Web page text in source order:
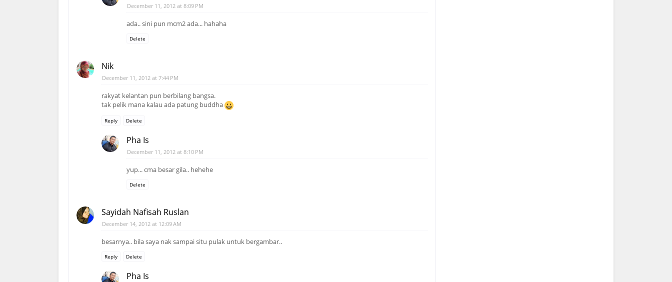
December 11, 2012 at 8:09 PM
ada.. sini pun mcm2 ada... hahaha
Delete
Nik
December 11, 2012 at 7:44 PM
rakyat kelantan pun berbilang bangsa.
tak pelik mana kalau ada patung buddha
Reply Delete
Pha Is
December 11, 2012 at 8:10 PM
yup... cma besar gila.. hehehe
Delete
Sayidah Nafisah Ruslan
December 14, 2012 at 12:09 AM
besarnya.. bila saya nak sampai situ pulak untuk bergambar..
Reply Delete
Pha Is